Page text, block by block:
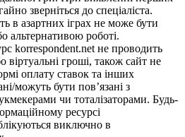
зверніться до спеціаліста.
в азартних іграх не може бути
альтернативою роботі.
korrespondent.net не проводить
віртуальні гроші, також сайт не
оплату ставок та інших
можуть бути пов’язані з
чи тоталізаторами. Будь-
ресурсі
виключно в